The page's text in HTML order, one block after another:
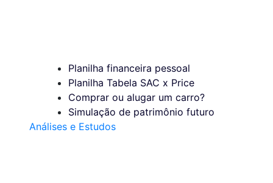
Planilha financeira pessoal
Planilha Tabela SAC x Price
Comprar ou alugar um carro?
Simulação de patrimônio futuro
Análises e Estudos